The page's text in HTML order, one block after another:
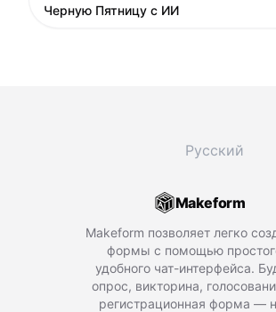
Черную Пятницу с ИИ
Makeform
Makeform позволяет легко
формы с помощью
удобного чат-интерфейса.
опрос, викторина,
регистрационная форма —